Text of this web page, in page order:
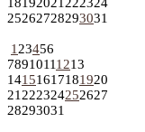
25262728293031
1 23456
78910111213
14151617181920
21 222324252627
28293031